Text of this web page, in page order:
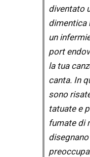
diventato
dimentica
un
port
la tua
canta. In
sono
tatuate e
fumate di